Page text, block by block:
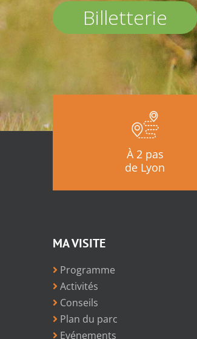
Billetterie
À 2 pas
de Lyon
MA VISITE
Programme
Activités
Conseils
Plan du parc
Evénements